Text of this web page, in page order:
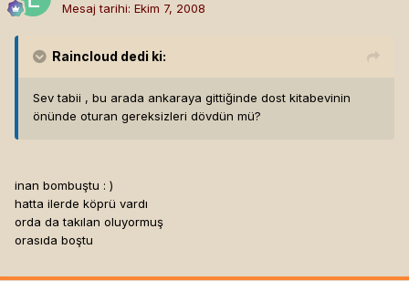
Mesaj tarihi: Ekim 7, 2008
Raincloud dedi ki:
Sev tabii , bu arada ankaraya gittiğinde dost kitabevinin
önünde oturan gereksizleri dövdün mü?
inan bombuştu : )
hatta ilerde köprü vardı
orda da takılan oluyormuş
orasıda boştu